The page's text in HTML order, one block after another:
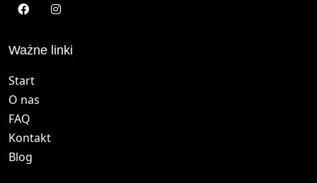
Ważne linki
Start
O nas
FAQ
Kontakt
Blog